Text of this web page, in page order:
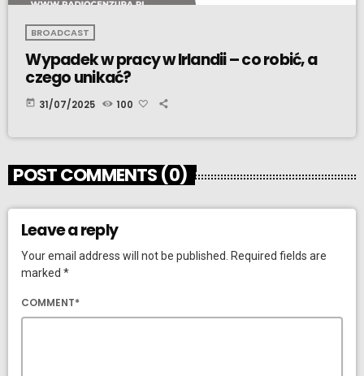
BROADCAST
Wypadek w pracy w Irlandii – co robić, a
czego unikać?
today 31/07/2025 100
POST COMMENTS (0)
Leave a reply
Your email address will not be published. Required fields are
marked *
COMMENT*